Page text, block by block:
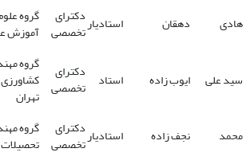
هادی
دهقان استادیاردکترای
تخصصی
گروه
آموزش
سید علی ایوب زاده استاد دکترای
تخصصی
گروه
تهران
محمد
نجف زاده استادیاردکترای
تخصصی
گروه